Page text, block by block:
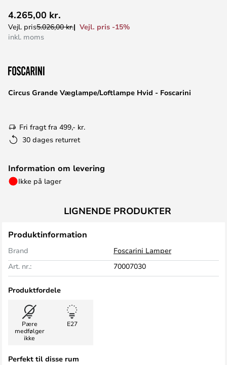
til
starten
Circus Grande Væglampe/Loftlampe Hvid - Foscarini
4.265,00 kr.
Vejl. pris5.026,00 kr.
Vejl. pris -15%
inkl. moms
Fri fragt fra 499,- kr.
30 dages returret
Information om levering
Ikke på lager
LIGNENDE PRODUKTER
Produktinformation
Brand
Foscarini Lamper
Art. nr.:
70007030
Produktfordele
Pære
medfølger
ikke
E27
Perfekt til disse rum